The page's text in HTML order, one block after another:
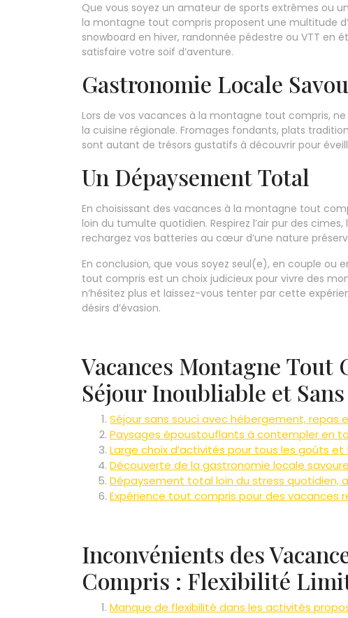
Que vous soyez un amateur de sports extrêmes ou
la montagne tout compris proposent une multitude
snowboard en hiver, randonnée pédestre ou VTT en
satisfaire votre soif d’aventure.
Gastronomie Locale
Lors de vos vacances à la montagne tout compris,
la cuisine régionale. Fromages fondants, plats
sont autant de trésors gustatifs à découvrir pour
Un Dépaysement Total
En choisissant des vacances à la montagne tout
loin du tumulte quotidien. Respirez l’air pur des
rechargez vos batteries au cœur d’une nature
En conclusion, que vous soyez seul(e), en couple
tout compris est un choix judicieux pour vivre des
n’hésitez plus et laissez-vous tenter par cette
désirs d’évasion.
Vacances Montagne Tout
Séjour Inoubliable et
Séjour sans souci avec hébergement, repas
Paysages époustouflants à contempler en
Large choix d’activités pour tous les goûts
Découverte de la gastronomie locale
Dépaysement total loin du stress quotidien,
Expérience tout compris pour des vacances
Inconvénients des
Compris : Flexibilité
Manque de flexibilité dans les activités